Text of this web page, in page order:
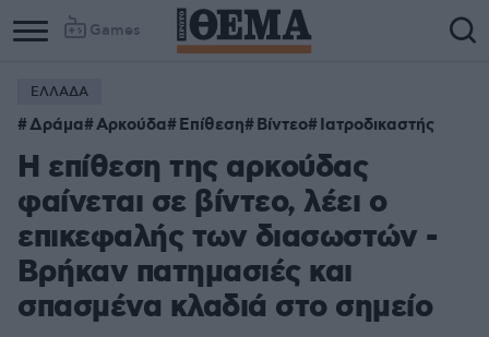
Games
ΕΛΛΑΔΑ
Δράμα Αρκούδα Επίθεση Βίντεο Ιατροδικαστής
Η επίθεση της αρκούδας
φαίνεται σε βίντεο, λέει ο
επικεφαλής των διασωστών -
Βρήκαν πατημασιές και
σπασμένα κλαδιά στο σημείο